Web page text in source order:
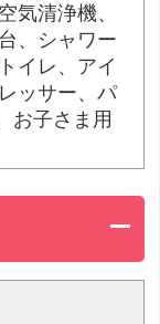
気清浄機、
、シャワー
イレ、アイ
ッサー、パ
お子さま用